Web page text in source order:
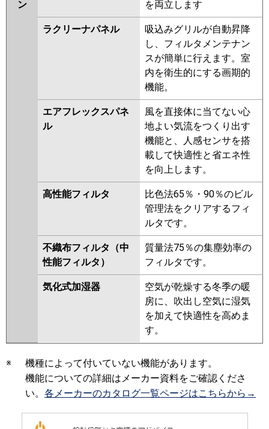
ン
を両立します
ラクリーナパネル
吸込みグリルが自動昇降
し、フィルタメンテナン
スが簡単に行えます。室
内を衛生的にする画期的
機能。
エアフレックスパネ
ル
風を直接体に当てない心
地よい気流をつくり出す
機能と、人感センサを搭
載して快適性と省エネ性
を向上します。
高性能フィルタ
比色法65％・90％のビル
管理法をクリアするフィ
ルタです。
不織布フィルタ（中
性能フィルタ）
質量法75％の集塵効率の
フィルタです。
気化式加湿器
空気が乾燥する冬季の暖
房に、吹出し空気に湿気
を加えて快適性を高めま
す。
※
機種によって付いていない機能があります。
機能についての詳細はメーカー資料をご確認くださ
い。 各メーカーのカタログ一覧ページはこちらから→